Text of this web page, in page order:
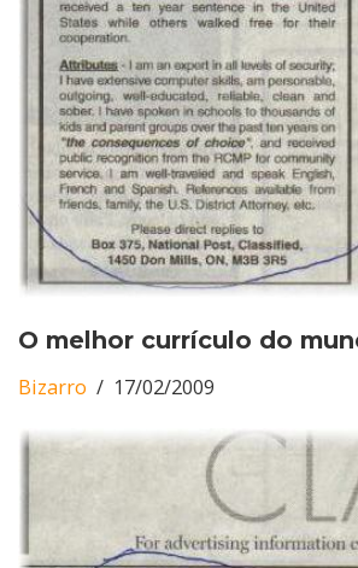
O melhor currículo do
Bizarro 17/02/2009